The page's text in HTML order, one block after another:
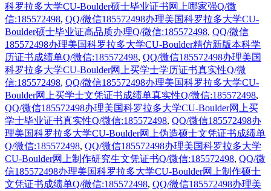
科罗拉多大学CU-Boulder硕士毕业证书网上哪家强Q/微
信:185572498, QQ/微信185572498办理美国科罗拉多大学CU-
Boulder硕士毕业证高品质办理Q/微信:185572498, QQ/微信
185572498办理美国科罗拉多大学CU-Boulder精仿新版本科学
历证书成绩单Q/微信:185572498, QQ/微信185572498办理美国
科罗拉多大学CU-Boulder网上买学士学历证书真实性Q/微
信:185572498, QQ/微信185572498办理美国科罗拉多大学CU-
Boulder网上买学士文凭证书成绩单真实性Q/微信:185572498,
QQ/微信185572498办理美国科罗拉多大学CU-Boulder网上买
学士毕业证书真实性Q/微信:185572498, QQ/微信185572498办
理美国科罗拉多大学CU-Boulder网上伪造硕士文凭证书成绩单
Q/微信:185572498, QQ/微信185572498办理美国科罗拉多大学
CU-Boulder网上制作研究生文凭证书Q/微信:185572498, QQ/微
信185572498办理美国科罗拉多大学CU-Boulder网上制作硕士
文凭证书成绩单Q/微信:185572498, QQ/微信185572498办理美